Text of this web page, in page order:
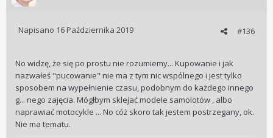
#136
Napisano 16 Października 2019
No widzę, że się po prostu nie rozumiemy... Kupowanie i jak
nazwałeś "pucowanie" nie ma z tym nic wspólnego i jest tylko
sposobem na wypełnienie czasu, podobnym do każdego innego
g... nego zajęcia. Mógłbym sklejać modele samolotów , albo
naprawiać motocykle ... No cóż skoro tak jestem postrzegany, ok.
Nie ma tematu.